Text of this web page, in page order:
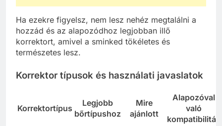
Ha ezekre figyelsz, nem lesz nehéz megtalálni a
hozzád és az alapozódhoz legjobban illő
korrektort, amivel a sminked tökéletes és
természetes lesz.
Korrektor típusok és használati javaslatok
Korrektortípus
Legjobb
bőrtípushoz
Mire
ajánlott
Alapozóval
való
kompatibilitás